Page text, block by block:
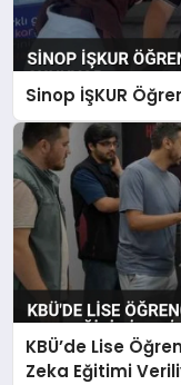
Sinop İŞKUR
KBÜ’de Lise
Zeka Eğitimi